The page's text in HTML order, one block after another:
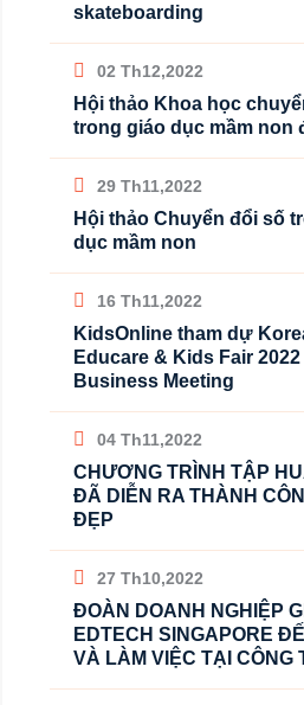
skateboarding
02 Th12,2022
Hội thảo Khoa học
trong giáo dục mầm non
29 Th11,2022
Hội thảo Chuyển đổi số
dục mầm non
16 Th11,2022
KidsOnline tham dự
Educare & Kids Fair
Business Meeting
04 Th11,2022
CHƯƠNG TRÌNH TẬP
ĐÃ DIỄN RA THÀNH
ĐẸP
27 Th10,2022
ĐOÀN DOANH NGHIỆP
EDTECH SINGAPORE
VÀ LÀM VIỆC TẠI CÔNG